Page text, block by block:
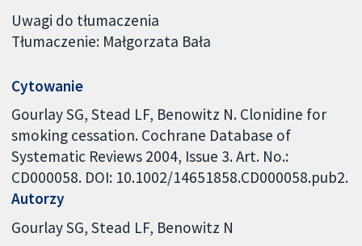
Uwagi do tłumaczenia
Tłumaczenie: Małgorzata Bała
Cytowanie
Gourlay SG, Stead LF, Benowitz N. Clonidine for
smoking cessation. Cochrane Database of
Systematic Reviews 2004, Issue 3. Art. No.:
CD000058. DOI: 10.1002/14651858.CD000058.pub2.
Autorzy
Gourlay SG Stead LF Benowitz N